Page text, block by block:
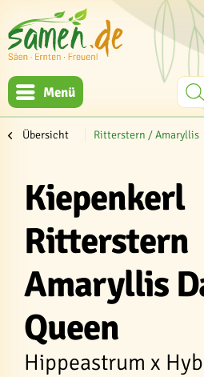
Menü
Übersicht Ritterstern / Amaryllis
Kiepenkerl
Ritterstern
Amaryllis
Queen
Hippeastrum x